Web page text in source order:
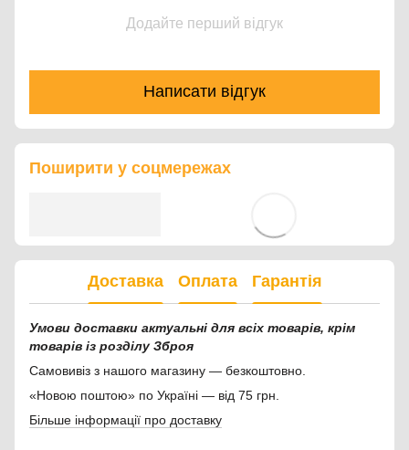
Додайте перший відгук
Написати відгук
Поширити у соцмережах
Доставка Оплата Гарантія
Умови доставки актуальні для всіх товарів, крім
товарів із розділу Зброя
Самовивіз з нашого магазину — безкоштовно.
«Новою поштою» по Україні — від 75 грн.
Більше інформації про доставку